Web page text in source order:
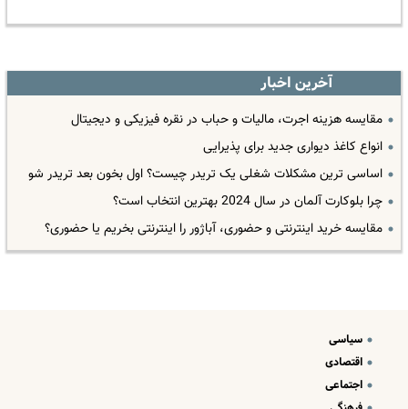
آخرین اخبار
مقایسه هزینه اجرت، مالیات و حباب در نقره فیزیکی و دیجیتال
انواع کاغذ دیواری جدید برای پذیرایی
اساسی ترین مشکلات شغلی یک تریدر چیست؟ اول بخون بعد تریدر شو
چرا بلوکارت آلمان در سال 2024 بهترین انتخاب است؟
مقایسه خرید اینترنتی و حضوری، آباژور را اینترنتی بخریم یا حضوری؟
سیاسی
اقتصادی
اجتماعی